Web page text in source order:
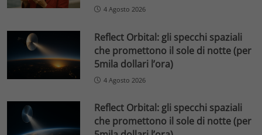
4 Agosto 2026
Reflect Orbital: gli specchi spaziali
che promettono il sole di notte (per
5mila dollari l’ora)
4 Agosto 2026
Reflect Orbital: gli specchi spaziali
che promettono il sole di notte (per